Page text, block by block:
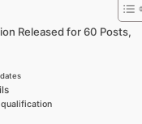
Released for 60 Posts,
qualification